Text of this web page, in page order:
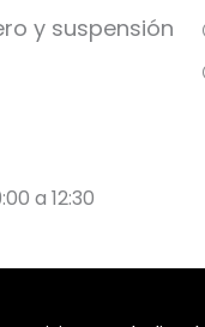
y suspensión
a 12:30